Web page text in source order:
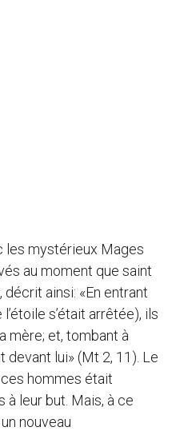
les mystérieux Mages
au moment que saint
décrit ainsi: «En entrant
s’était arrêtée), ils
mère; et, tombant à
devant lui» (Mt 2, 11). Le
hommes était
à leur but. Mais, à ce
nouveau